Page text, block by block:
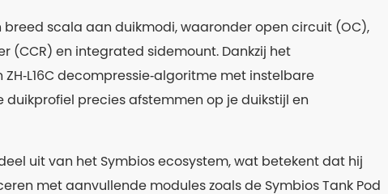
breed scala aan duikmodi, waaronder open circuit (OC),
(CCR) en integrated sidemount. Dankzij het
decompressie‑algoritme met instelbare
precies afstemmen op je duikstijl en
uit van het Symbios ecosystem, wat betekent dat hij
met aanvullende modules zoals de Symbios Tank Pod